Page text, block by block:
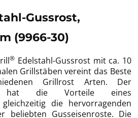
Gussrost,
(9966-30)
® Edelstahl-Gussrost mit ca. 10
Grillstäben vereint das Beste
Grillrost Arten. Der
hat die Vorteile eines
die hervorragenden
beliebten Gusseisenroste. Die